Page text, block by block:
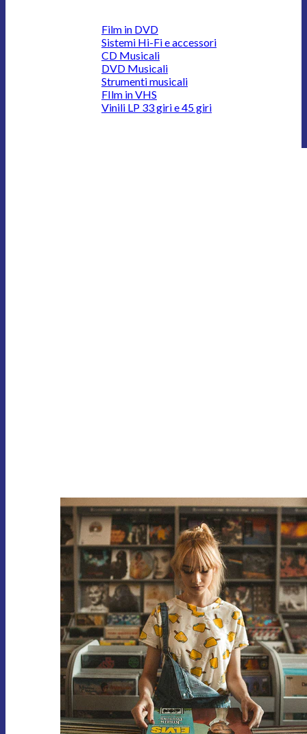
Film in DVD
Sistemi Hi-Fi e accessori
CD Musicali
DVD Musicali
Strumenti musicali
FIlm in VHS
Vinili LP 33 giri e 45 giri